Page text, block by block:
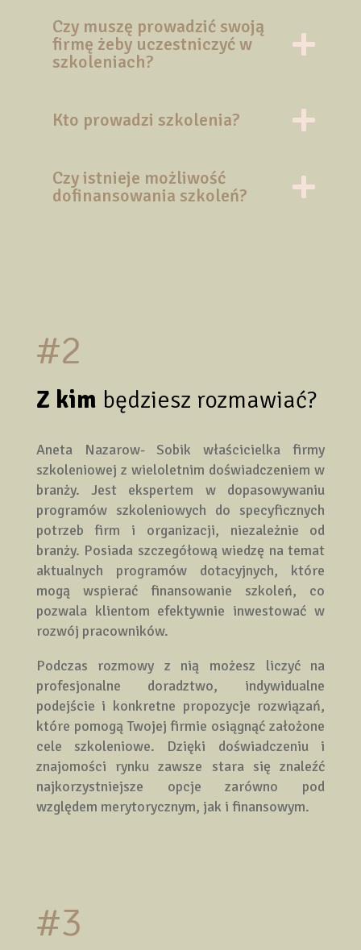
Czy muszę prowadzić swoją
firmę żeby uczestniczyć w
szkoleniach?
Kto prowadzi szkolenia?
Czy istnieje możliwość
dofinansowania szkoleń?
#2
Z kim będziesz rozmawiać?
Aneta Nazarow- Sobik właścicielka firmy
szkoleniowej z wieloletnim doświadczeniem w
branży. Jest ekspertem w dopasowywaniu
programów szkoleniowych do specyficznych
potrzeb firm i organizacji, niezależnie od
branży. Posiada szczegółową wiedzę na temat
aktualnych programów dotacyjnych, które
mogą wspierać finansowanie szkoleń, co
pozwala klientom efektywnie inwestować w
rozwój pracowników.
Podczas rozmowy z nią możesz liczyć na
profesjonalne doradztwo, indywidualne
podejście i konkretne propozycje rozwiązań,
które pomogą Twojej firmie osiągnąć założone
cele szkoleniowe. Dzięki doświadczeniu i
znajomości rynku zawsze stara się znaleźć
najkorzystniejsze opcje zarówno pod
względem merytorycznym, jak i finansowym.
#3